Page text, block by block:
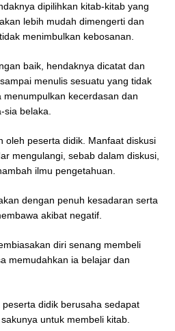
dipilihkan kitab-kitab yang
lebih mudah dimengerti dan
menimbulkan kebosanan.
baik, hendaknya dicatat dan
menulis sesuatu yang tidak
kecerdasan dan
sia belaka.
oleh peserta didik. Manfaat diskusi
mengulangi, sebab dalam diskusi,
ilmu pengetahuan.
dengan penuh kesadaran serta
akibat negatif.
diri senang membeli
memudahkan ia belajar dan
didik berusaha sedapat
untuk membeli kitab.